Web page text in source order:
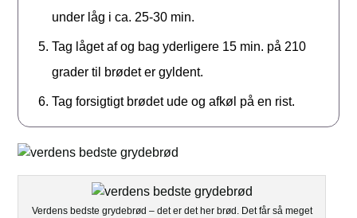
under låg i ca. 25-30 min.
Tag låget af og bag yderligere 15 min. på 210
grader til brødet er gyldent.
Tag forsigtigt brødet ude og afkøl på en rist.
Verdens bedste grydebrød – det er det her brød. Det får så meget